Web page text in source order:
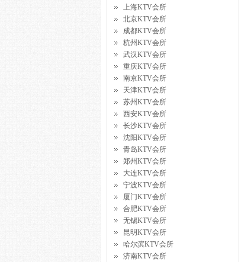
上海KTV会所
北京KTV会所
成都KTV会所
杭州KTV会所
武汉KTV会所
重庆KTV会所
南京KTV会所
天津KTV会所
苏州KTV会所
西安KTV会所
长沙KTV会所
沈阳KTV会所
青岛KTV会所
郑州KTV会所
大连KTV会所
宁波KTV会所
厦门KTV会所
合肥KTV会所
无锡KTV会所
昆明KTV会所
哈尔滨KTV会所
济南KTV会所